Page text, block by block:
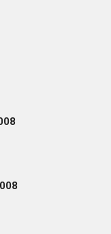
bảo quản thực
giúp làm
sự phát
được trang bị
phẩm, đồ uống
có các tính
tự động, chức
nhiệt độ